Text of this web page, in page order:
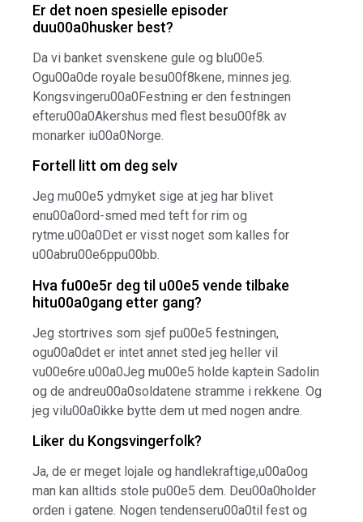
Er det noen spesielle episoder
duu00a0husker best?
Da vi banket svenskene gule og blu00e5.
Ogu00a0de royale besu00f8kene, minnes jeg.
Kongsvingeru00a0Festning er den festningen
efteru00a0Akershus med flest besu00f8k av
monarker iu00a0Norge.
Fortell litt om deg selv
Jeg mu00e5 ydmyket sige at jeg har blivet
enu00a0ord-smed med teft for rim og
rytme.u00a0Det er visst noget som kalles for
u00abru00e6ppu00bb.
Hva fu00e5r deg til u00e5 vende tilbake
hitu00a0gang etter gang?
Jeg stortrives som sjef pu00e5 festningen,
ogu00a0det er intet annet sted jeg heller vil
vu00e6re.u00a0Jeg mu00e5 holde kaptein Sadolin
og de andreu00a0soldatene stramme i rekkene. Og
jeg vilu00a0ikke bytte dem ut med nogen andre.
Liker du Kongsvingerfolk?
Ja, de er meget lojale og handlekraftige,u00a0og
man kan alltids stole pu00e5 dem. Deu00a0holder
orden i gatene. Nogen tendenseru00a0til fest og